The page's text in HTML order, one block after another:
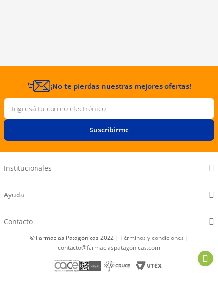
¡No te pierdas nuestras mejores ofertas!
Suscribirme
Institucionales
Ayuda
Contacto
© Farmacias Patagónicas 2022 | Términos y condiciones |
contacto@farmaciaspatagonicas.com